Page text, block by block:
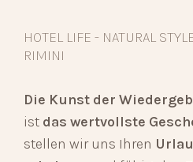
HOTEL LIFE - NATURAL
RIMINI
Die Kunst der
ist das wertvollste
stellen wir uns Ihren